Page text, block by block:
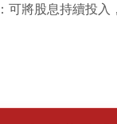
可將股息持續投入